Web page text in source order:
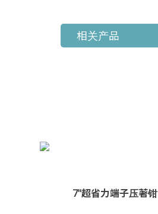
相关产品
7"超省力端子压著钳